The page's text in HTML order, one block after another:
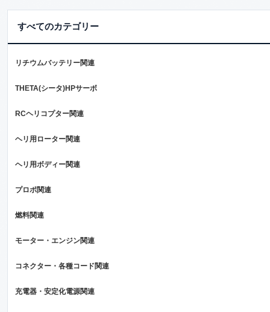
すべてのカテゴリー
リチウムバッテリー関連
THETA(シータ)HPサーボ
RCヘリコプター関連
ヘリ用ローター関連
ヘリ用ボディー関連
プロポ関連
燃料関連
モーター・エンジン関連
コネクター・各種コード関連
充電器・安定化電源関連